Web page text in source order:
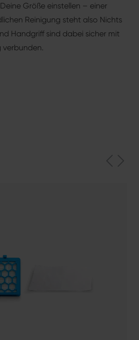
Größe einstellen – einer
Reinigung steht also Nichts
Handgriff sind dabei sicher mit
verbunden.